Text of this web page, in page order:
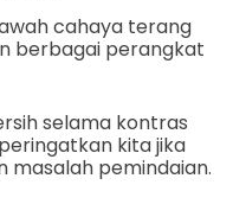
cahaya terang
berbagai perangkat
selama kontras
kita jika
masalah pemindaian.